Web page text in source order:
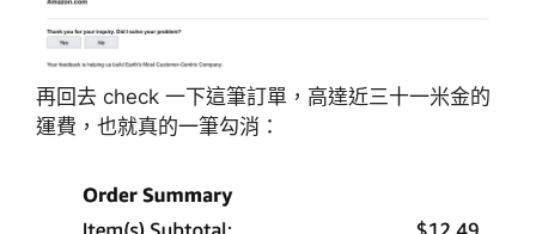
再回去 check 一下這筆訂單，高達近三十一米金的
運費，也就真的一筆勾消：